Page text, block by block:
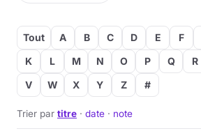
Tout A B C D E F
K
L M N O P Q R
V
W X Y Z #
Trier par titre · date · note